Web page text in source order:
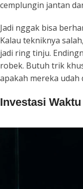
cemplungin jantan
Jadi nggak bisa
Kalau tekniknya
jadi ring tinju.
robek. Butuh trik
apakah mereka udah
Investasi